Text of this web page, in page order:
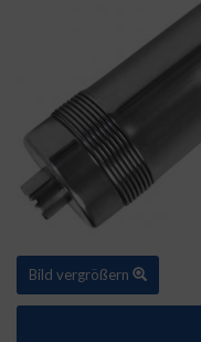
Bild vergrößern